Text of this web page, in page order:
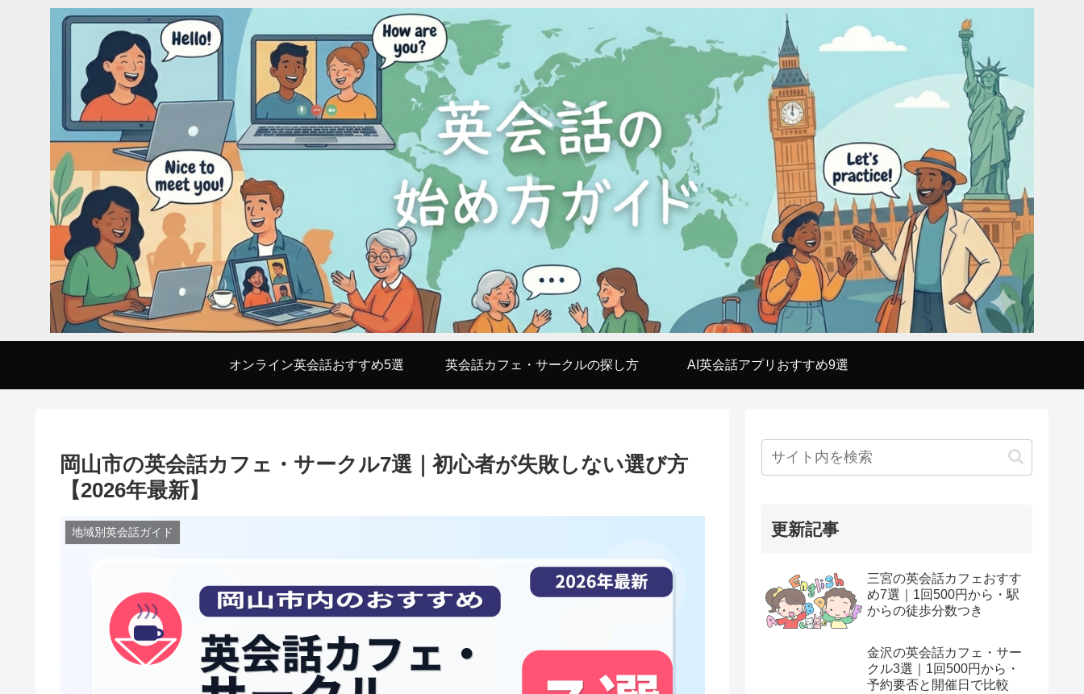
オンライン英会話おすすめ5選 英会話カフェ・サークルの探し方 AI英会話アプリおすすめ9選
岡山市の英会話カフェ・サークル7選｜初心者が失敗しない選び方
【2026年最新】
地域別英会話ガイド 更新記事
三宮の英会話カフェおすす
め7選｜1回500円から・駅
からの徒歩分数つき
金沢の英会話カフェ・サー
クル3選｜1回500円から・
予約要否と開催日で比較